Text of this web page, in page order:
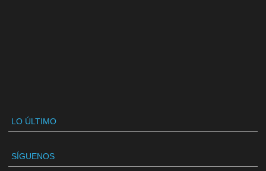
LO ÚLTIMO
SÍGUENOS